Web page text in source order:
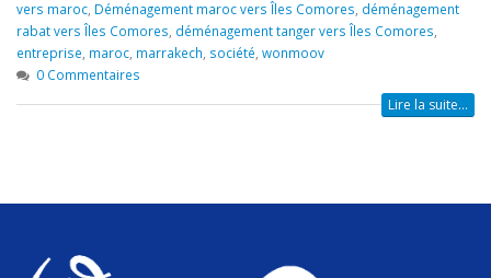
vers maroc, Déménagement maroc vers Îles Comores, déménagement
rabat vers Îles Comores, déménagement tanger vers Îles Comores,
entreprise, maroc, marrakech, société, wonmoov
0 Commentaires
Lire la suite...